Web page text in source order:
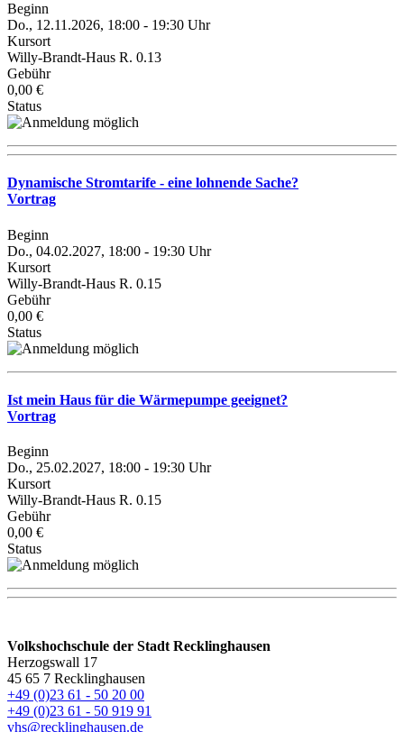
Beginn
Do., 12.11.2026, 18:00 - 19:30 Uhr
Kursort
Willy-Brandt-Haus R. 0.13
Gebühr
0,00 €
Status
Dynamische Stromtarife - eine lohnende Sache?
Vortrag
Beginn
Do., 04.02.2027, 18:00 - 19:30 Uhr
Kursort
Willy-Brandt-Haus R. 0.15
Gebühr
0,00 €
Status
Ist mein Haus für die Wärmepumpe geeignet?
Vortrag
Beginn
Do., 25.02.2027, 18:00 - 19:30 Uhr
Kursort
Willy-Brandt-Haus R. 0.15
Gebühr
0,00 €
Status
Volkshochschule der Stadt Recklinghausen
Herzogswall 17
45 65 7 Recklinghausen
+49 (0)23 61 - 50 20 00
+49 (0)23 61 - 50 919 91
vhs@recklinghausen.de